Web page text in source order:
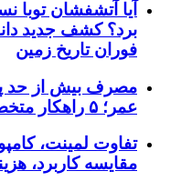
آیا آتشفشان توبا
برد؟ کشف جدید
فوران تاریخ زمین
مصرف بیش از حد
عمر؛ ۵ راهکار متخصصان برای تعادل تغذیه‌ای
تفاوت لمینت،
مقایسه کاربرد،